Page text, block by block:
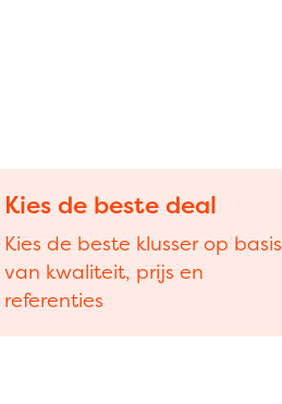
Kies de beste deal
Kies de beste klusser op basis
van kwaliteit, prijs en
referenties